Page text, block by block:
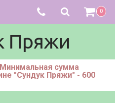
0
Пряжи
сумма
"Сундук Пряжи" - 600